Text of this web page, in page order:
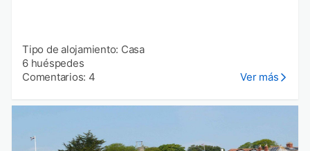
Tipo de alojamiento: Casa
6 huéspedes
Comentarios: 4
Ver más